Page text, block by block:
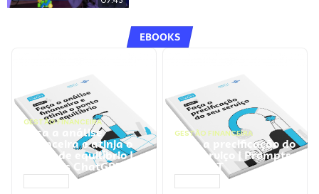
EBOOKS
GESTÃO FINANCEIRA
Faça a análise
financeira e atinja o
ponto de equilíbrio |
Prompts ChatGPT
GESTÃO FINANCEIRA
Faça a precificação do
seu serviço | Prompts
ChatGPT